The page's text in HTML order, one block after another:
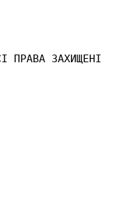
ПРАВА ЗАХИЩЕНІ